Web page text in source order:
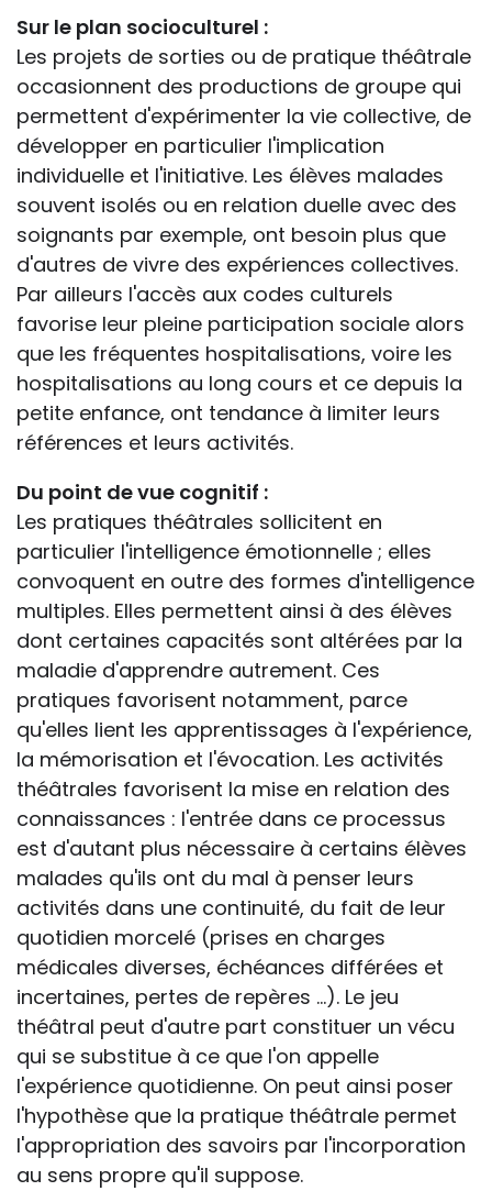
Sur le plan socioculturel :
Les projets de sorties ou de pratique théâtrale
occasionnent des productions de groupe qui
permettent d'expérimenter la vie collective, de
développer en particulier l'implication
individuelle et l'initiative. Les élèves malades
souvent isolés ou en relation duelle avec des
soignants par exemple, ont besoin plus que
d'autres de vivre des expériences collectives.
Par ailleurs l'accès aux codes culturels
favorise leur pleine participation sociale alors
que les fréquentes hospitalisations, voire les
hospitalisations au long cours et ce depuis la
petite enfance, ont tendance à limiter leurs
références et leurs activités.
Du point de vue cognitif :
Les pratiques théâtrales sollicitent en
particulier l'intelligence émotionnelle ; elles
convoquent en outre des formes d'intelligence
multiples. Elles permettent ainsi à des élèves
dont certaines capacités sont altérées par la
maladie d'apprendre autrement. Ces
pratiques favorisent notamment, parce
qu'elles lient les apprentissages à l'expérience,
la mémorisation et l'évocation. Les activités
théâtrales favorisent la mise en relation des
connaissances : l'entrée dans ce processus
est d'autant plus nécessaire à certains élèves
malades qu'ils ont du mal à penser leurs
activités dans une continuité, du fait de leur
quotidien morcelé (prises en charges
médicales diverses, échéances différées et
incertaines, pertes de repères ...). Le jeu
théâtral peut d'autre part constituer un vécu
qui se substitue à ce que l'on appelle
l'expérience quotidienne. On peut ainsi poser
l'hypothèse que la pratique théâtrale permet
l'appropriation des savoirs par l'incorporation
au sens propre qu'il suppose.